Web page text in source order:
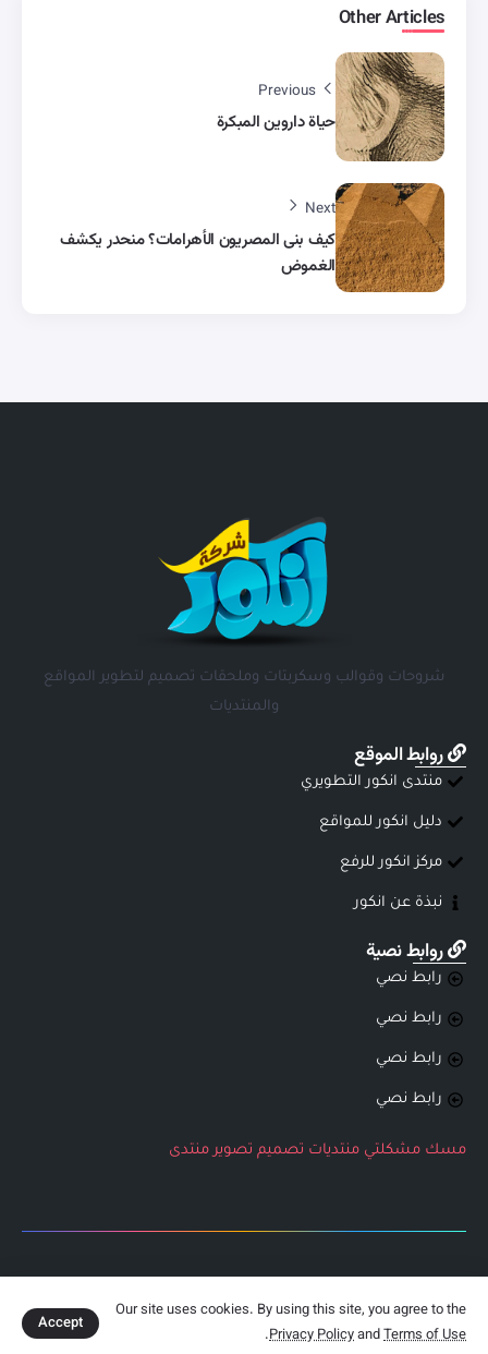
Other Articles
Previous
حياة داروين المبكرة
Next
كيف بنى المصريون الأهرامات؟ منحدر يكشف
الغموض
شروحات وقوالب وسكربتات وملحقات تصميم لتطوير المواقع
والمنتديات
روابط الموقع
منتدى انكور التطويري
دليل انكور للمواقع
مركز انكور للرفع
نبذة عن انكور
روابط نصية
رابط نصي
رابط نصي
رابط نصي
رابط نصي
مسك مشكلتي منتديات تصميم تصوير منتدى
Our site uses cookies. By using this site, you agree to the
Privacy PolicyandTerms of Use
.
Accept